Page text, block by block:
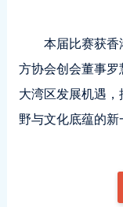
本届比赛获香
方协会创会董事
大湾区发展机遇
野与文化底蕴的新